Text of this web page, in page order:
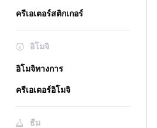
ครีเอเตอร์สติกเกอร์
อิโมจิ
อิโมจิทางการ
ครีเอเตอร์อิโมจิ
ธีม